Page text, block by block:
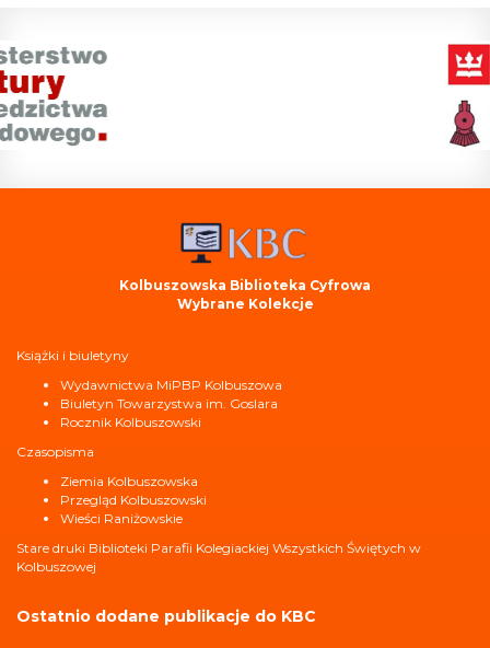
Kolbuszowska Biblioteka Cyfrowa
Wybrane Kolekcje
Książki i biuletyny
Wydawnictwa MiPBP Kolbuszowa
Biuletyn Towarzystwa im. Goslara
Rocznik Kolbuszowski
Czasopisma
Ziemia Kolbuszowska
Przegląd Kolbuszowski
Wieści Raniżowskie
Stare druki Biblioteki Parafii Kolegiackiej Wszystkich Świętych w
Kolbuszowej
Ostatnio dodane publikacje do KBC